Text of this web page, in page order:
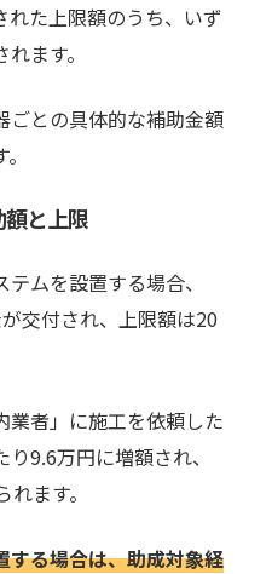
れた上限額のうち、いず
ます。
ごとの具体的な補助金額
と上限
ムを設置する場合、
交付され、上限額は20
業者」に施工を依頼した
9.6万円に増額され、
ます。
する場合は、助成対象経